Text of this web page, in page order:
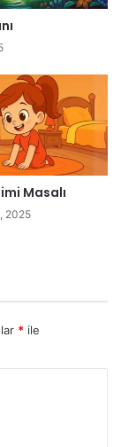
Masalı
2025
* ile